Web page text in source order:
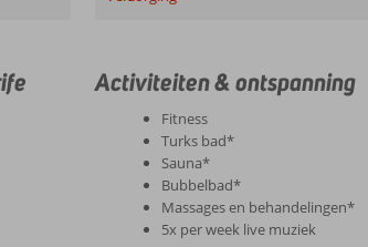
Activiteiten & ontspanning
Fitness
Turks bad*
Sauna*
Bubbelbad*
Massages en behandelingen*
5x per week live muziek